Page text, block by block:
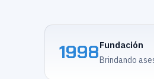
1998Fundación
Brindando